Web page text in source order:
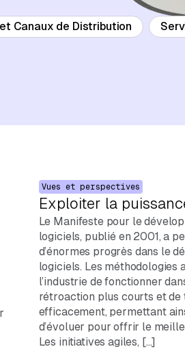
Canaux de Distribution
Vues et perspectives
Exploiter la
Le Manifeste pour le
logiciels, publié en 2001, a
d’énormes progrès dans le
logiciels. Les méthodologies
l’industrie de fonctionner
rétroaction plus courts et
efficacement, permettant
d’évoluer pour offrir le
Les initiatives agiles, […]